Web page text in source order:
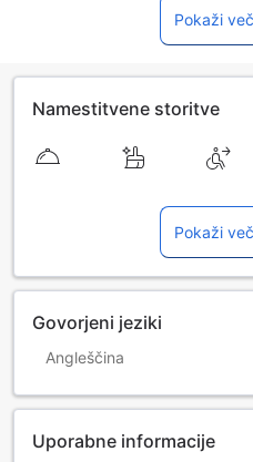
Pokaži
Namestitvene storitve
Pokaži
Govorjeni jeziki
Angleščina
Uporabne informacije